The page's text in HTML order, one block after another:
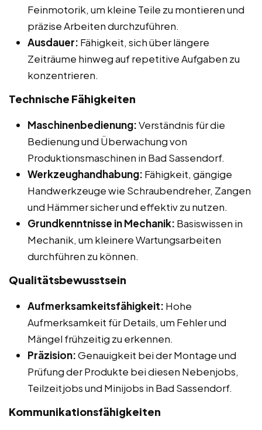
Feinmotorik, um kleine Teile zu montieren und
präzise Arbeiten durchzuführen.
Ausdauer: Fähigkeit, sich über längere
Zeiträume hinweg auf repetitive Aufgaben zu
konzentrieren.
Technische Fähigkeiten
Maschinenbedienung:Verständnis für die
Bedienung und Überwachung von
Produktionsmaschinen in Bad Sassendorf.
Werkzeughandhabung: Fähigkeit, gängige
Handwerkzeuge wie Schraubendreher, Zangen
und Hämmer sicher und effektiv zu nutzen.
Grundkenntnisse in Mechanik: Basiswissen in
Mechanik, um kleinere Wartungsarbeiten
durchführen zu können.
Qualitätsbewusstsein
Aufmerksamkeitsfähigkeit: Hohe
Aufmerksamkeit für Details, um Fehler und
Mängel frühzeitig zu erkennen.
Präzision:Genauigkeit bei der Montage und
Prüfung der Produkte bei diesen Nebenjobs,
Teilzeitjobs und Minijobs in Bad Sassendorf.
Kommunikationsfähigkeiten